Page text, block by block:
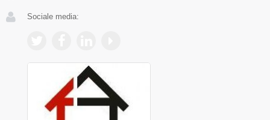
Sociale media: